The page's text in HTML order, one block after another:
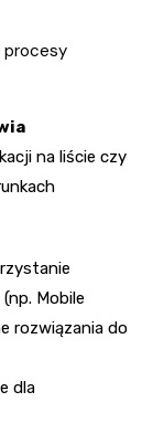
procesy
na liście czy
Mobile
rozwiązania do
dla